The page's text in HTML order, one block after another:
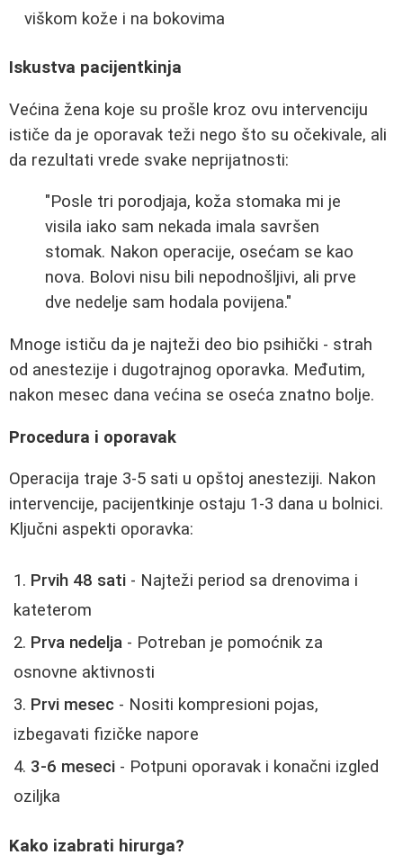
viškom kože i na bokovima
Iskustva pacijentkinja
Većina žena koje su prošle kroz ovu intervenciju
ističe da je oporavak teži nego što su očekivale, ali
da rezultati vrede svake neprijatnosti:
"Posle tri porodjaja, koža stomaka mi je
visila iako sam nekada imala savršen
stomak. Nakon operacije, osećam se kao
nova. Bolovi nisu bili nepodnošljivi, ali prve
dve nedelje sam hodala povijena."
Mnoge ističu da je najteži deo bio psihički - strah
od anestezije i dugotrajnog oporavka. Međutim,
nakon mesec dana većina se oseća znatno bolje.
Procedura i oporavak
Operacija traje 3-5 sati u opštoj anesteziji. Nakon
intervencije, pacijentkinje ostaju 1-3 dana u bolnici.
Ključni aspekti oporavka:
Prvih 48 sati - Najteži period sa drenovima i
kateterom
Prva nedelja - Potreban je pomoćnik za
osnovne aktivnosti
Prvi mesec - Nositi kompresioni pojas,
izbegavati fizičke napore
3-6 meseci - Potpuni oporavak i konačni izgled
oziljka
Kako izabrati hirurga?